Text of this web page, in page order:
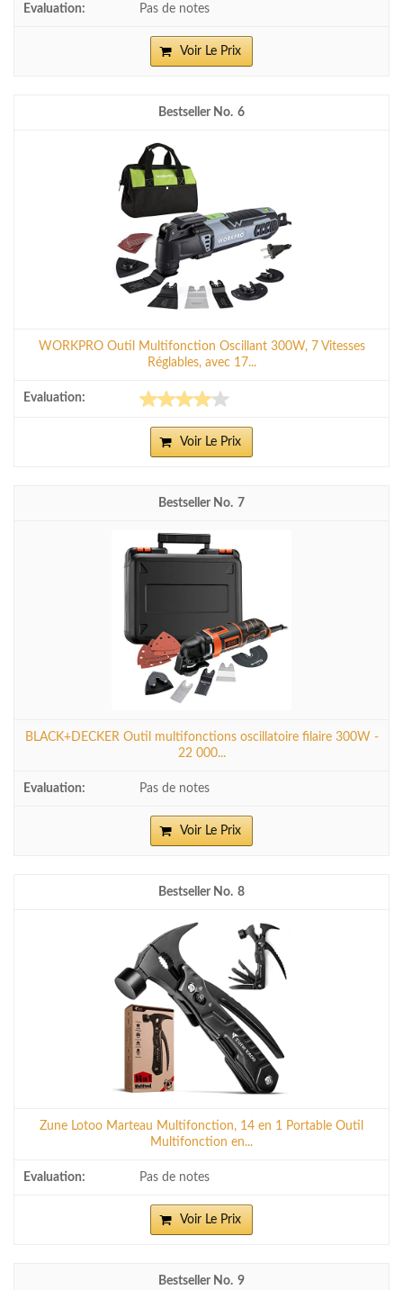
Pas de notes
Voir Le Prix
6
WORKPRO Outil Multifonction Oscillant 300W, 7 Vitesses
Réglables, avec 17...
Voir Le Prix
7
BLACK+DECKER Outil multifonctions oscillatoire filaire 300W -
22 000...
Pas de notes
Voir Le Prix
8
Zune Lotoo Marteau Multifonction, 14 en 1 Portable Outil
Multifonction en...
Pas de notes
Voir Le Prix
9